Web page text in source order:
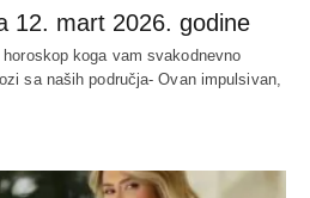
12. mart 2026. godine
koga vam svakodnevno
sa naših područja- Ovan impulsivan,